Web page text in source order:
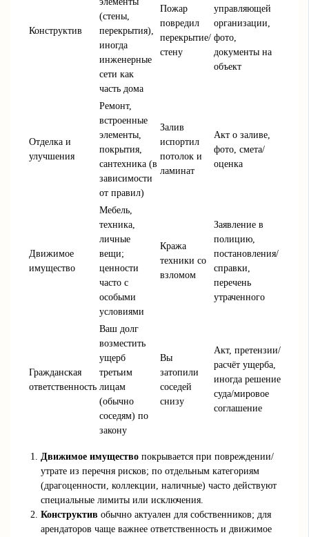
Конструктив
(стены,
перекрытия),
иногда
инженерные
сети как
часть дома
Пожар
повредил
перекрытие/
стену
управляющей
организации,
фото,
документы на
объект
Отделка и
улучшения
Ремонт,
встроенные
элементы,
покрытия,
сантехника (в
зависимости
от правил)
Залив
испортил
потолок и
ламинат
Акт о заливе,
фото, смета/
оценка
Движимое
имущество
Мебель,
техника,
личные
вещи;
ценности
часто с
особыми
условиями
Кража
техники со
взломом
Заявление в
полицию,
постановления/
справки,
перечень
утраченного
Гражданская
ответственность
Ваш долг
возместить
ущерб
третьим
лицам
(обычно
соседям) по
закону
Вы
затопили
соседей
снизу
Акт, претензии/
расчёт ущерба,
иногда решение
суда/мировое
соглашение
Движимое имущество покрывается при повреждении/
утрате из перечня рисков; по отдельным категориям
(драгоценности, коллекции, наличные) часто действуют
специальные лимиты или исключения.
Конструктив обычно актуален для собственников; для
арендаторов чаще важнее ответственность и движимое